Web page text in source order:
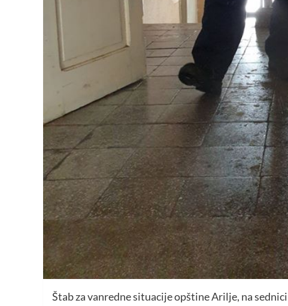
Štab za vanredne situacije opštine Arilje, na